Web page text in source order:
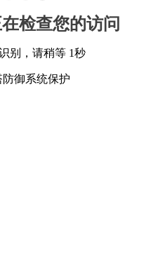
检查您的访问
别，请稍等 1秒
御系统保护